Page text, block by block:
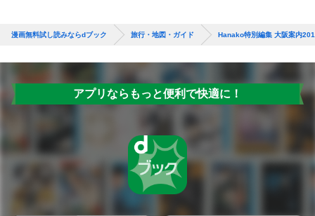
漫画無料試し読みならdブック 旅行・地図・ガイド Hanako特別編集 大阪案内
アプリならもっと便利で快適に！